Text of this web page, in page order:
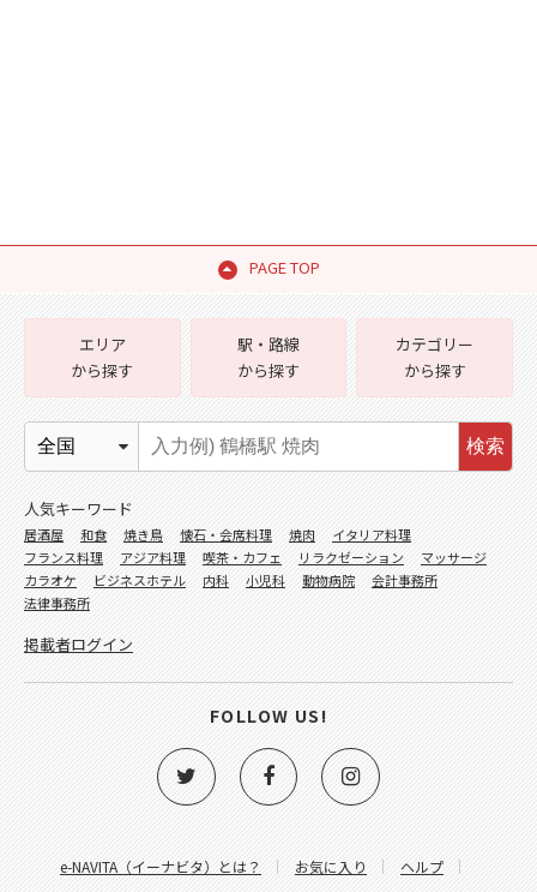
PAGE TOP
e-NAVITA（イーナビタ）とは？ お気に入り
ヘルプ
エリア
から探す
駅・路線
から探す
カテゴリー
から探す
検索
人気キーワード
居酒屋 和食 焼き鳥 懐石・会席料理 焼肉
イタリア料理
フランス料理
アジア料理 喫茶・カフェ リラクゼーション
マッサージ
カラオケ
ビジネスホテル 内科 小児科 動物病院
会計事務所
法律事務所
掲載者ログイン
FOLLOW US!